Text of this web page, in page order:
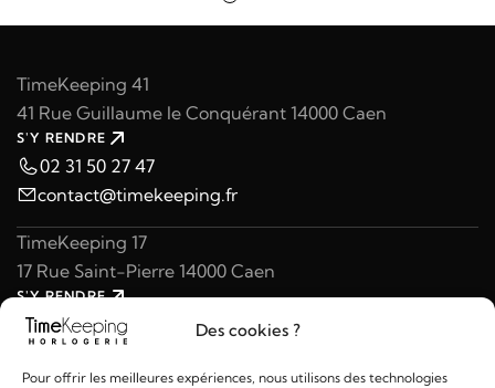
Des cookies ?
Pour offrir les meilleures expériences, nous utilisons des technologies
TimeKeeping 41
41 Rue Guillaume le Conquérant 14000 Caen
S'Y RENDRE
02 31 50 27 47
contact@timekeeping.fr
TimeKeeping 17
17 Rue Saint-Pierre 14000 Caen
S'Y RENDRE
02 31 47 49 97